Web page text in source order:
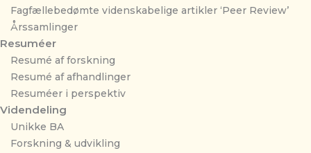
Fagfællebedømte videnskabelige artikler ‘Peer Review’
Årssamlinger
Resuméer
Resumé af forskning
Resumé af afhandlinger
Resuméer i perspektiv
Videndeling
Unikke BA
Forskning & udvikling